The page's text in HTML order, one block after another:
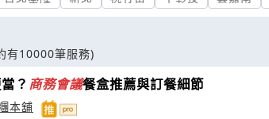
有10000筆服務)
？ 商務會議餐盒推薦與訂餐細節
本舖